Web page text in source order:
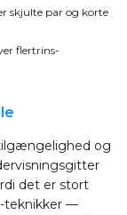
skjulte par og korte
flertrins-
og
det er stort
teknikker —